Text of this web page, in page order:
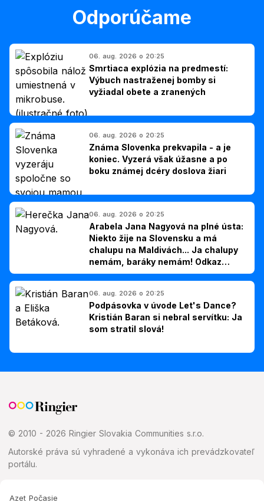
Odporúčame
06. aug. 2026 o 20:25
Smrtiaca explózia na predmestí:
Výbuch nastraženej bomby si
vyžiadal obete a zranených
06. aug. 2026 o 20:25
Známa Slovenka prekvapila - a je
koniec. Vyzerá však úžasne a po
boku známej dcéry doslova žiari
06. aug. 2026 o 20:25
Arabela Jana Nagyová na plné ústa:
Niekto žije na Slovensku a má
chalupu na Maldivách... Ja chalupy
nemám, baráky nemám! Odkaz
Slovákom
06. aug. 2026 o 20:25
Podpásovka v úvode Let's Dance?
Kristián Baran si nebral servítku: Ja
som stratil slová!
© 2010 - 2026 Ringier Slovakia Communities s.r.o.
Autorské práva sú vyhradené a vykonáva ich prevádzkovateľ
portálu.
Azet Počasie